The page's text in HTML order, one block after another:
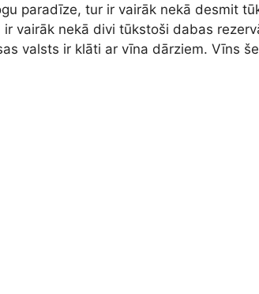
paradīze, tur ir vairāk nekā desmit
vairāk nekā divi tūkstoši dabas
valsts ir klāti ar vīna dārziem. Vīns